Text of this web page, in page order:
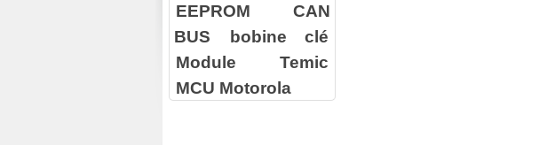
EEPROM
CAN
BUS
bobine clé
Module Temic
MCU Motorola